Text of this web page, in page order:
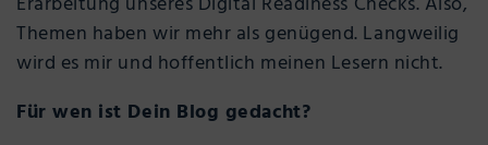
Themen haben wir mehr als genügend. Langweilig
wird es mir und hoffentlich meinen Lesern nicht.
Für wen ist Dein Blog gedacht?